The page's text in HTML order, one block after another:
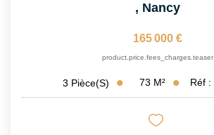
, Nancy
165 000 €
product.price.fees_charges.teaser
3 Pièce(s) 73 M² Réf :